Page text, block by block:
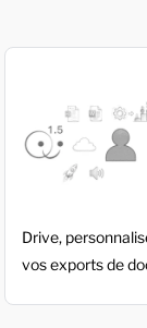
Drive,
vos exports de